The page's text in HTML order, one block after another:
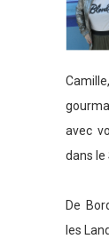
avec
dans le
De
les